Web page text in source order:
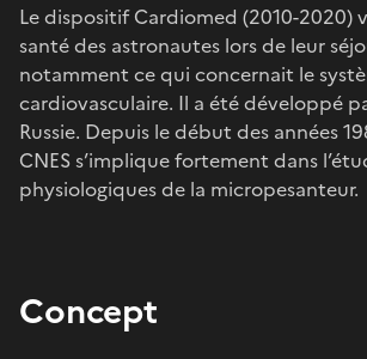
Le dispositif Cardiomed (2010-2020)
santé des astronautes lors de leur
notamment ce qui concernait le
cardiovasculaire. Il a été développé
Russie. Depuis le début des années
CNES s’implique fortement dans
physiologiques de la micropesanteur.
Concept